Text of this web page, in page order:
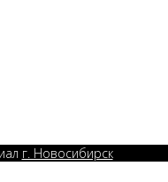
г. Новосибирск